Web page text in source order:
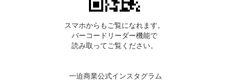
スマホからもご覧になれます。
バーコードリーダー機能で
読み取ってご覧ください。
一迫商業公式インスタグラム